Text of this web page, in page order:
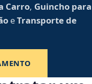
Carro, Guincho para
eTransporte de